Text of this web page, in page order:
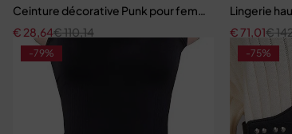
florale avec soutien-gorge à armatures
Ceinture décorative Punk pour femmes, Style de
€110,14
€ 28,64
Lingerie
€
€ 71,01
-79% -75%